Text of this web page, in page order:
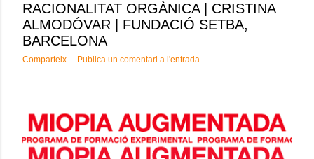
RACIONALITAT ORGÀNICA | CRISTINA
ALMODÓVAR | FUNDACIÓ SETBA,
BARCELONA
Comparteix Publica un comentari a l'entrada